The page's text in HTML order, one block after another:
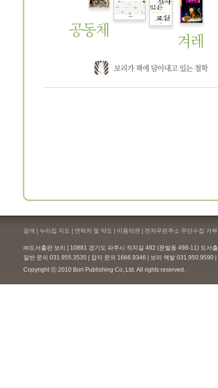
검색 | 누리집 지도 | 연락처 및 약도 | 이용약관 | 전자우편주소 무단수집 거
㈜도서출판 보리 | 10881 경기도 파주시 직지길 492 (문발동 498-11) 도서
일반 문의 031.955.3535 | 잡지 문의 1666.9346 | 보리 책밭 031.950.9590
Copyright ⓒ 2010 Bori Publishing Co,.Ltd. All rights reserved.